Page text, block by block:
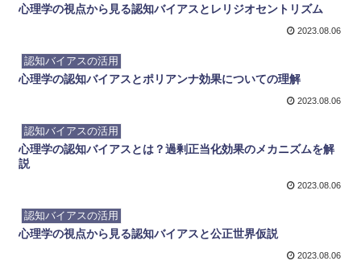
心理学の視点から見る認知バイアスとレリジオセントリズム
2023.08.06
認知バイアスの活用
心理学の認知バイアスとポリアンナ効果についての理解
2023.08.06
認知バイアスの活用
心理学の認知バイアスとは？過剰正当化効果のメカニズムを解
説
2023.08.06
認知バイアスの活用
心理学の視点から見る認知バイアスと公正世界仮説
2023.08.06